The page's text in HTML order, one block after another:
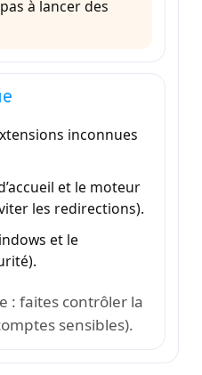
à lancer des
inconnues
et le moteur
les redirections).
et le
: faites contrôler la
sensibles).